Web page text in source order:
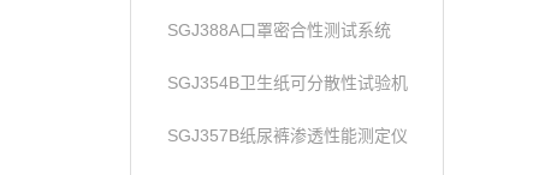
SGJ388A口罩密合性测试系统
SGJ354B卫生纸可分散性试验机
SGJ357B纸尿裤渗透性能测定仪